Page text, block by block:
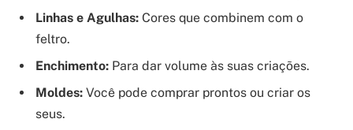
Linhas e Agulhas: Cores que combinem com o
feltro.
Enchimento: Para dar volume às suas criações.
Moldes: Você pode comprar prontos ou criar os
seus.